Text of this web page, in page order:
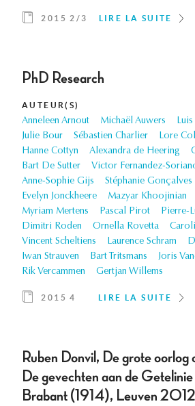
2015 2/3 LIRE LA SUITE
PhD Research
AUTEUR(S)
Anneleen Arnout Michaël Auwers
Julie Bour
Sébastien Charlier
Lore
Hanne Cottyn
Alexandra de Heering
Bart De Sutter
Victor Fernandez-
Anne-Sophie Gijs
Stéphanie Gonçalves
Evelyn Jonckheere
Mazyar Khoojinian
Myriam Mertens
Pascal Pirot
Pierre-
Dimitri Roden
Ornella Rovetta
Vincent Scheltiens
Laurence Schram
Iwan Strauven
Bart Tritsmans
Joris
Rik Vercammen
Gertjan Willems
2015 4 LIRE LA SUITE
Ruben Donvil, De grote oorlog
De gevechten aan de
Brabant (1914), Leuven